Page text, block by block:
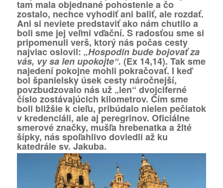
tam mala objednané pohostenie a čo
zostalo, nechce vyhodiť ani baliť, ale rozdať.
Ani si neviete predstaviť ako nám chutilo a
boli sme jej veľmi vďační. S radosťou sme si
pripomenuli verš, ktorý nás počas cesty
najviac oslovil: „Hospodin bude bojovať za
vás, vy sa len upokojte“. (Ex 14,14). Tak sme
najedení pokojne mohli pokračovať. I keď
bol španielsky úsek cesty náročnejší,
povzbudzovalo nás už „len“ dvojciferné
číslo zostávajúcich kilometrov. Čím sme
boli bližšie k cieľu, pribúdalo nielen pečiatok
v kredenciáli, ale aj peregrinov. Oficiálne
smerové značky, mušľa hrebenatka a žlté
šípky, nás spoľahlivo doviedli až ku
katedrále sv. Jakuba.